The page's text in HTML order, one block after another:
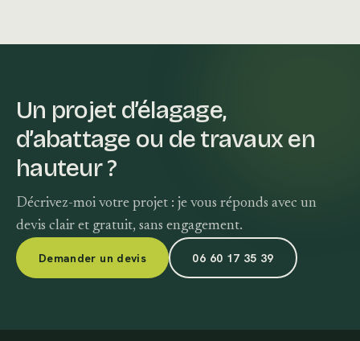
Un projet d’élagage,
d’abattage ou de travaux en
hauteur ?
Décrivez-moi votre projet : je vous réponds avec un
devis clair et gratuit, sans engagement.
Demander un devis 06 60 17 35 39